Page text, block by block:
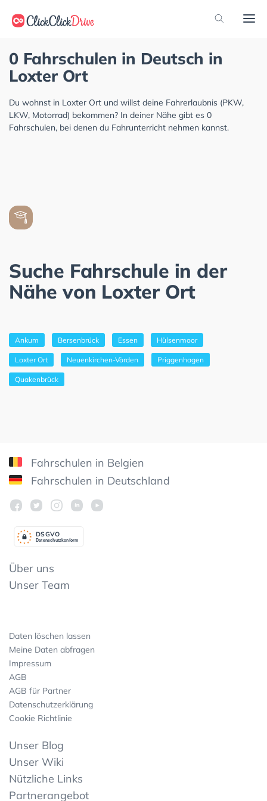
0 Fahrschulen in Deutsch in
Loxter Ort
Du wohnst in Loxter Ort und willst deine Fahrerlaubnis (PKW,
LKW, Motorrad) bekommen? In deiner Nähe gibt es 0
Fahrschulen, bei denen du Fahrunterricht nehmen kannst.
Suche Fahrschule in der
Nähe von Loxter Ort
Ankum Bersenbrück Essen Hülsenmoor
Loxter Ort Neuenkirchen-Vörden Priggenhagen
Quakenbrück
Fahrschulen in Belgien
Fahrschulen in Deutschland
Datenschutzkonform
DSGVO
Über uns
Unser Team
Daten löschen lassen
Meine Daten abfragen
Impressum
AGB
AGB für Partner
Datenschutzerklärung
Cookie Richtlinie
Unser Blog
Unser Wiki
Nützliche Links
Partnerangebot